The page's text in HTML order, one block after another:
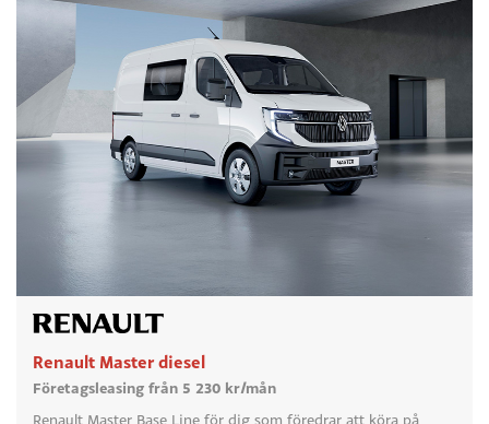
Renault Master diesel
Företagsleasing från 5 230 kr/mån
Renault Master Base Line för dig som föredrar att köra på